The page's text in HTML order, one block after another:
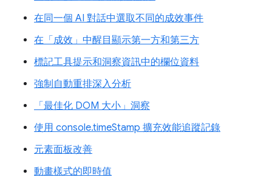
在同一個 AI 對話中選取不同的成效事件
在「成效」中醒目顯示第一方和第三方
標記工具提示和洞察資訊中的欄位資料
強制自動重排深入分析
「最佳化 DOM 大小」洞察
使用 console.timeStamp 擴充效能追蹤記錄
元素面板改善
動畫樣式的即時值